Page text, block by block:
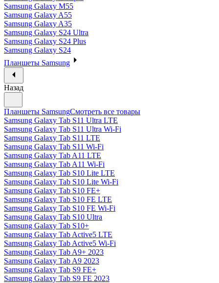
Samsung Galaxy M55
Samsung Galaxy A55
Samsung Galaxy A35
Samsung Galaxy S24 Ultra
Samsung Galaxy S24 Plus
Samsung Galaxy S24
Планшеты Samsung
Назад
Планшеты SamsungСмотреть все товары
Samsung Galaxy Tab S11 Ultra LTE
Samsung Galaxy Tab S11 Ultra Wi-Fi
Samsung Galaxy Tab S11 LTE
Samsung Galaxy Tab S11 Wi-Fi
Samsung Galaxy Tab A11 LTE
Samsung Galaxy Tab A11 Wi-Fi
Samsung Galaxy Tab S10 Lite LTE
Samsung Galaxy Tab S10 Lite Wi-Fi
Samsung Galaxy Tab S10 FE+
Samsung Galaxy Tab S10 FE LTE
Samsung Galaxy Tab S10 FE Wi-Fi
Samsung Galaxy Tab S10 Ultra
Samsung Galaxy Tab S10+
Samsung Galaxy Tab Active5 LTE
Samsung Galaxy Tab Active5 Wi-Fi
Samsung Galaxy Tab A9+ 2023
Samsung Galaxy Tab A9 2023
Samsung Galaxy Tab S9 FE+
Samsung Galaxy Tab S9 FE 2023